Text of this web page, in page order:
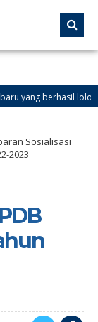
berhasil lolos
Ingin tahu info
Sosialisasi
2023